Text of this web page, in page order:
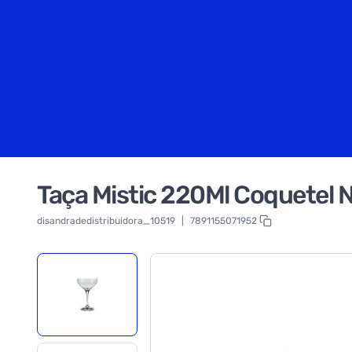
Taça Mistic 220Ml Coquetel
disandradedistribuidora_10519 7891155071952